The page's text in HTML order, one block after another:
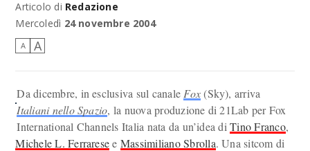
Articolo di Redazione
Mercoledì 24 novembre 2004
A A
Da dicembre, in esclusiva sul canale Fox(Sky), arriva
Italiani nello Spazio, la nuova produzione di 21Lab per Fox
International Channels Italia nata da un’idea diTino Franco,
Michele L. Ferraresee Massimiliano Sbrolla. Una sitcom di